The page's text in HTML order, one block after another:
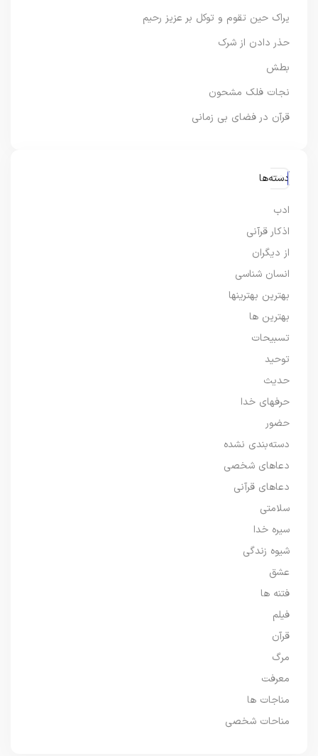
یراک حین تقوم و توکل بر عزیز رحیم
حذر دادن از شرک
بطش
نجات فلک مشحون
قرآن در فضای بی زمانی
دسته‌ها
ادب
اذکار قرآنی
از دیگران
انسان شناسی
بهترین بهترینها
بهترین ها
تسبیحات
توحید
حدیث
حرفهای خدا
حضور
دسته‌بندی نشده
دعاهای شخصی
دعاهای قرآنی
سلامتی
سیره خدا
شیوه زندگی
عشق
فتنه ها
فیلم
قرآن
مرگ
معرفت
مناجات ها
مناحات شخصی